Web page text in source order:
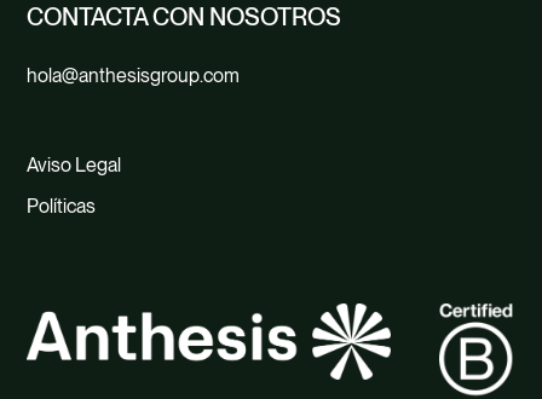
CONTACTA CON NOSOTROS
hola@anthesisgroup.com
Aviso Legal
Políticas